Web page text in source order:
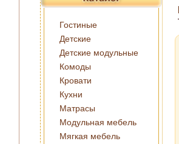
Гостиные
Детские
Детские модульные
Комоды
Кровати
Кухни
Матрасы
Модульная мебель
Мягкая мебель